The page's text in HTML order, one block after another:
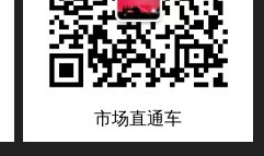
市场直通车